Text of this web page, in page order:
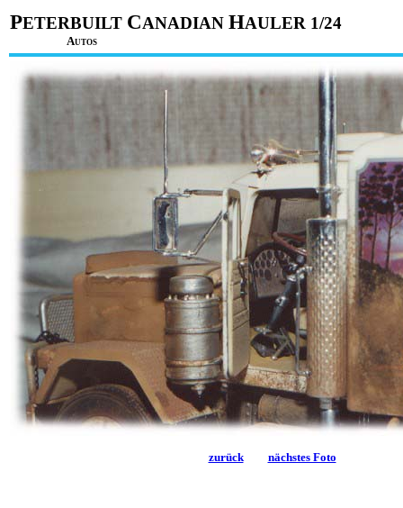
PETERBUILT CANADIAN HAULER 1/24
AUTOS
zurück nächstes Foto